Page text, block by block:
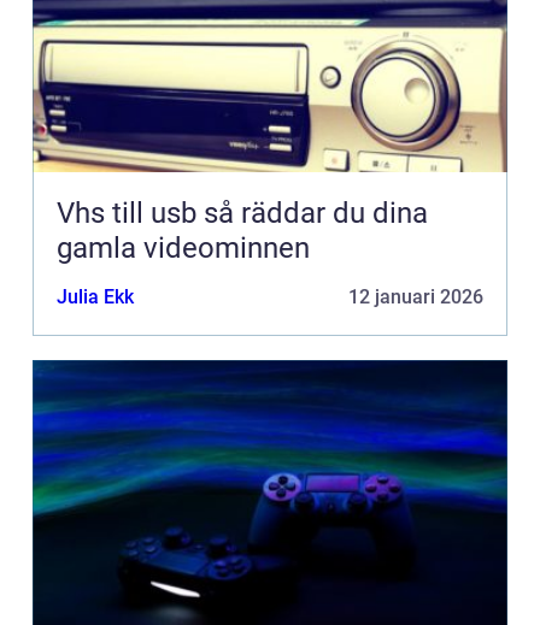
Vhs till usb så räddar du dina
gamla videominnen
Julia Ekk 12 januari 2026